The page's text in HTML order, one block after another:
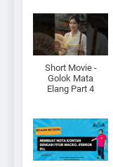
Short Movie -
Golok Mata
Elang Part 4